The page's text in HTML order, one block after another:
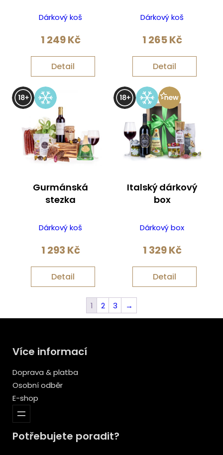
Dárkový koš
1 249Kč
Detail
Dárkový koš
1 265Kč
Detail
Gurmánská
stezka
Dárkový koš
1 293 Kč
Detail
Italský dárkový
box
Dárkový box
1 329Kč
Detail
1 2 3 →
Více informací
Doprava & platba
Osobní odběr
E-shop
Potřebujete poradit?